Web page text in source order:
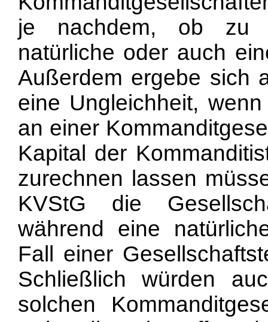
je nachdem, ob zu
natürliche oder auch
Außerdem ergebe sich
eine Ungleichheit,
an einer
Kapital der
zurechnen lassen
KVStG die
während eine
Fall einer
Schließlich würden
solchen